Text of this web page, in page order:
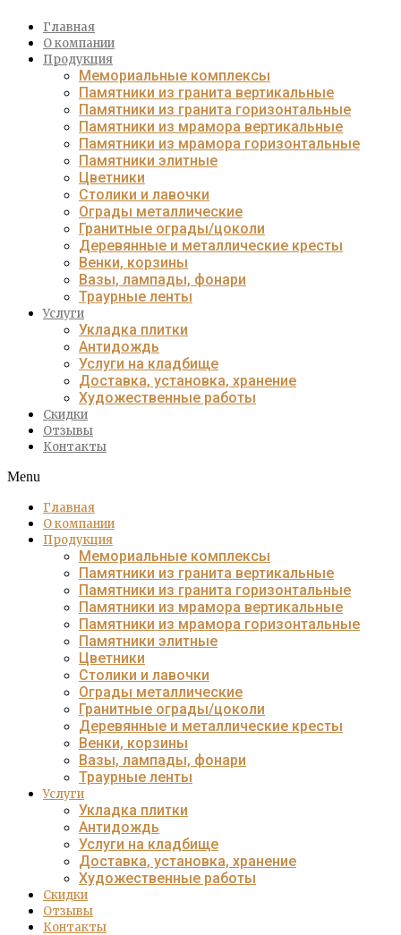
Главная
О компании
Продукция
Мемориальные комплексы
Памятники из гранита вертикальные
Памятники из гранита горизонтальные
Памятники из мрамора вертикальные
Памятники из мрамора горизонтальные
Памятники элитные
Цветники
Столики и лавочки
Ограды металлические
Гранитные ограды/цоколи
Деревянные и металлические кресты
Венки, корзины
Вазы, лампады, фонари
Траурные ленты
Услуги
Укладка плитки
Антидождь
Услуги на кладбище
Доставка, установка, хранение
Художественные работы
Скидки
Отзывы
Контакты
Menu
Главная
О компании
Продукция
Мемориальные комплексы
Памятники из гранита вертикальные
Памятники из гранита горизонтальные
Памятники из мрамора вертикальные
Памятники из мрамора горизонтальные
Памятники элитные
Цветники
Столики и лавочки
Ограды металлические
Гранитные ограды/цоколи
Деревянные и металлические кресты
Венки, корзины
Вазы, лампады, фонари
Траурные ленты
Услуги
Укладка плитки
Антидождь
Услуги на кладбище
Доставка, установка, хранение
Художественные работы
Скидки
Отзывы
Контакты